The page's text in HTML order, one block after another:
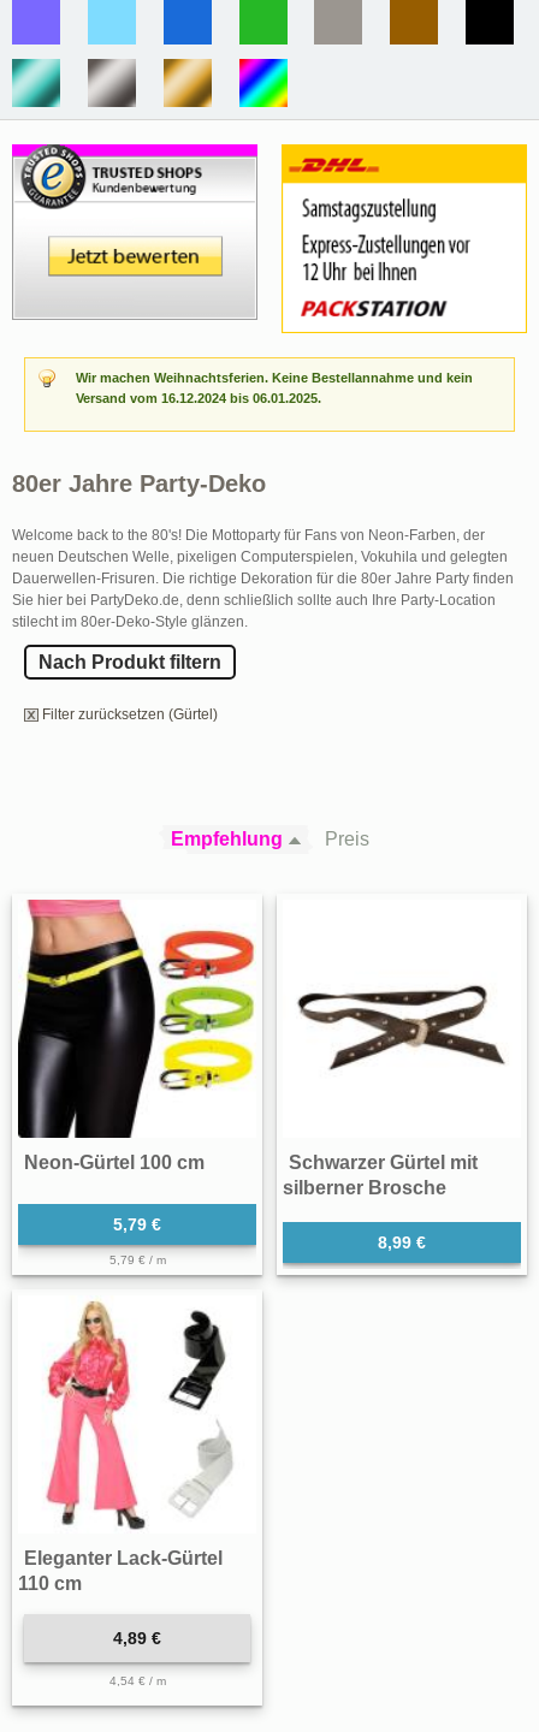
Wir machen Weihnachtsferien. Keine Bestellannahme und kein
Versand vom 16.12.2024 bis 06.01.2025.
80er Jahre Party-Deko
Welcome back to the 80's! Die Mottoparty für Fans von Neon-Farben, der
neuen Deutschen Welle, pixeligen Computerspielen, Vokuhila und gelegten
Dauerwellen-Frisuren. Die richtige Dekoration für die 80er Jahre Party finden
Sie hier bei PartyDeko.de, denn schließlich sollte auch Ihre Party-Location
stilecht im 80er-Deko-Style glänzen.
Nach Produkt filtern
Filter zurücksetzen (Gürtel)
Empfehlung Preis
Neon-Gürtel 100 cm
5,79 €
5,79 € / m
Schwarzer Gürtel mit
silberner Brosche
8,99 €
Eleganter Lack-Gürtel
110 cm
4,89 €
4,54 € / m